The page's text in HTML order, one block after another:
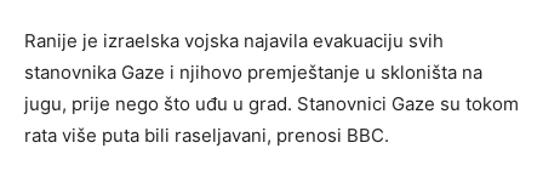
Ranije je izraelska vojska najavila evakuaciju svih
stanovnika Gaze i njihovo premještanje u skloništa na
jugu, prije nego što uđu u grad. Stanovnici Gaze su tokom
rata više puta bili raseljavani, prenosi BBC.